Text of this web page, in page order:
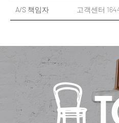
A/S 책임자 고객센터